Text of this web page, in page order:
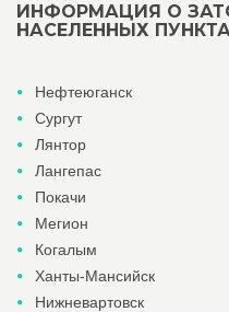
ИНФОРМАЦИЯ О
НАСЕЛЕННЫХ
Нефтеюганск
Сургут
Лянтор
Лангепас
Покачи
Мегион
Когалым
Ханты-Мансийск
Нижневартовск